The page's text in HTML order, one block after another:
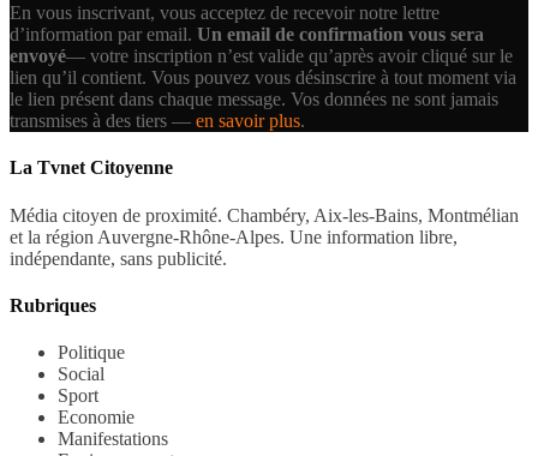
En vous inscrivant, vous acceptez de recevoir notre lettre
d’information par email. Un email de confirmation vous sera
envoyé— votre inscription n’est valide qu’après avoir cliqué sur le
lien qu’il contient. Vous pouvez vous désinscrire à tout moment via
le lien présent dans chaque message. Vos données ne sont jamais
transmises à des tiers — en savoir plus.
La Tvnet Citoyenne
Média citoyen de proximité. Chambéry, Aix-les-Bains, Montmélian
et la région Auvergne-Rhône-Alpes. Une information libre,
indépendante, sans publicité.
Rubriques
Politique
Social
Sport
Economie
Manifestations